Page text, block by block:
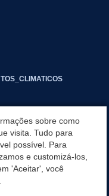
sobre como
visita. Tudo para
possível. Para
e customizá-los,
'Aceitar', você